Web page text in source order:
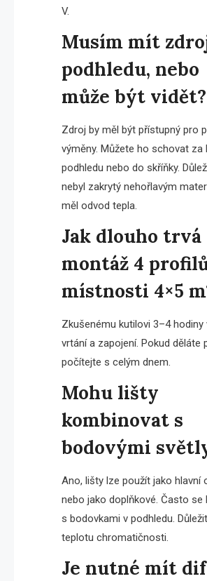
V.
Musím mít
podhledu, nebo
může být vidět?
Zdroj by měl být přístupný pro
výměny. Můžete ho schovat za
podhledu nebo do skříňky.
nebyl zakrytý nehořlavým
měl odvod tepla.
Jak dlouho trvá
montáž 4
místnosti 4×5
Zkušenému kutilovi 3–4 hodiny
vrtání a zapojení. Pokud děláte
počítejte s celým dnem.
Mohu lišty
kombinovat s
bodovými
Ano, lišty lze použít jako hlavní
nebo jako doplňkové. Často se
s bodovkami v podhledu.
teplotu chromatičnosti.
Je nutné mít